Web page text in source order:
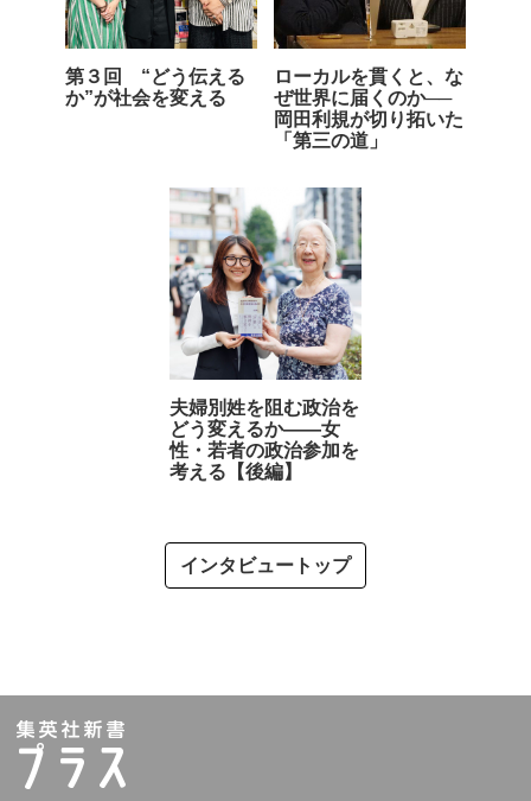
第３回 “どう伝える
か”が社会を変える
ローカルを貫くと、な
ぜ世界に届くのか──
岡田利規が切り拓いた
「第三の道」
夫婦別姓を阻む政治を
どう変えるか――女
性・若者の政治参加を
考える【後編】
インタビュートップ